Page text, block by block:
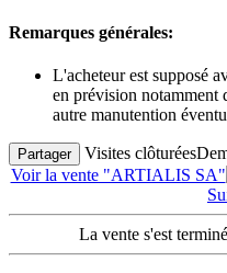
Remarques générales:
L'acheteur est supposé
en prévision notamment
autre manutention
Partager Visites clôturées
Voir la vente "ARTIALIS SA"
La vente s'est